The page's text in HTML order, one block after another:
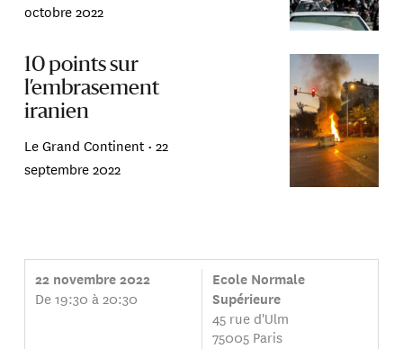
octobre 2022
10 points sur
l’embrasement
iranien
Le Grand Continent •22
septembre 2022
22 novembre 2022
De 19:30 à 20:30
Ecole Normale
Supérieure
45 rue d'Ulm
75005 Paris